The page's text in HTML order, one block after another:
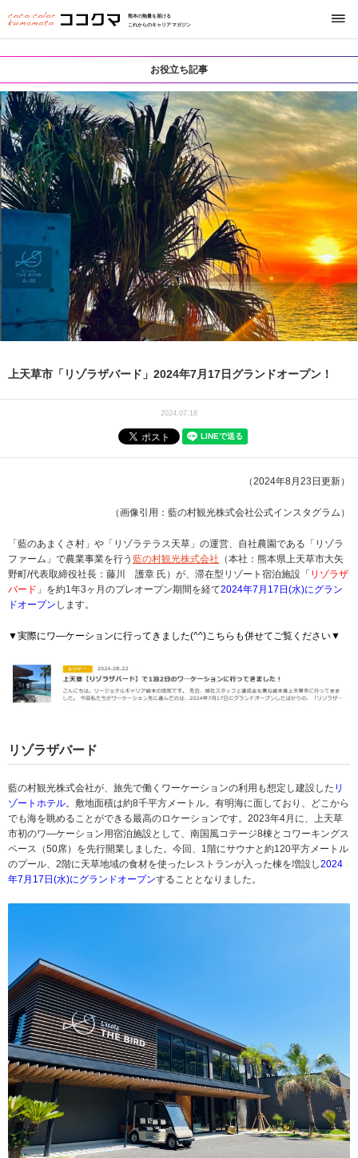
熊本の熱量を届ける
これからのキャリアマガジン
お役立ち記事
上天草市「リゾラザバード」2024年7月17日グランドオープン！
2024.07.16
（2024年8月23日更新）
（画像引用：藍の村観光株式会社公式インスタグラム）
「藍のあまくさ村」や「リゾラテラス天草」の運営、自社農園である「リゾラ
ファーム」で農業事業を行う 藍の村観光株式会社 （本社：熊本県上天草市大矢
野町/代表取締役社長：藤川 護章 氏）が、滞在型リゾート宿泊施設「 リゾラザ
バード 」を約1年3ヶ月のプレオープン期間を経て2024年7月17日(水)にグラン
ドオープン します。
▼実際にワ―ケーションに行ってきました(^^)こちらも併せてご覧ください▼
リゾラザバード
藍の村観光株式会社が、旅先で働くワーケーションの利用も想定し建設した リ
ゾートホテル。敷地面積は約8千平方メートル。有明海に面しており、どこから
でも海を眺めることができる最高のロケーションです。2023年4月に、上天草
市初のワ―ケーション用宿泊施設として、南国風コテージ8棟とコワーキングス
ペース（50席）を先行開業しました。今回、1階にサウナと約120平方メートル
のプール、2階に天草地域の食材を使ったレストランが入った棟を増設し2024
年7月17日(水)にグランドオープンすることとなりました。